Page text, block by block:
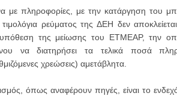
με πληροφορίες, με την κατάργηση του
ρεύματος της ΔΕΗ δεν
υπόθεση της μείωσης του ΕΤΜΕΑΡ, την
να διατηρήσει τα τελικά ποσά
χρεώσεις) αμετάβλητα.
όπως αναφέρουν πηγές, είναι το